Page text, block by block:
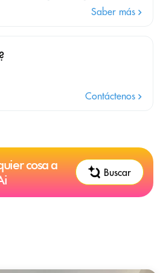
Saber más
Contáctenos
cosa a
Buscar